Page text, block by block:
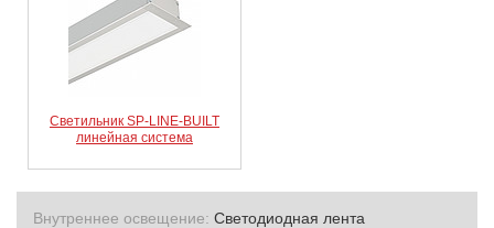
Светильник SP-LINE-BUILT
линейная система
Внутреннее освещение: Светодиодная лента